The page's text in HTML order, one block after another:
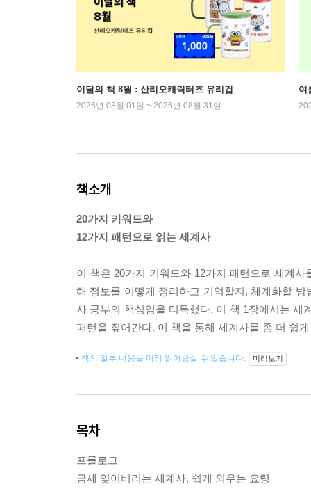
이달의 책 8월 : 산리오캐릭터즈 유리컵
2026년 08월 01일 ~ 2026년 08월 31일
여
책소개
20가지 키워드와
12가지 패턴으로 읽는 세계사
이 책은 20가지 키워드와 12가지 패턴으로 세계
해 정보를 어떻게 정리하고 기억할지, 체계화할
사 공부의 핵심임을 터득했다. 이 책 1장에서는 세
패턴을 짚어간다. 이 책을 통해 세계사를 좀 더 쉽
책의 일부 내용을 미리 읽어보실 수 있습니다. 미리보기
목차
프롤로그
금세 잊어버리는 세계사, 쉽게 외우는 요령